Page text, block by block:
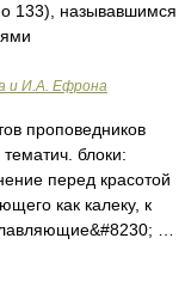
133), называвшимся
и И.А. Ефрона
проповедников
блоки:
перед красотой
как калеку, к
…